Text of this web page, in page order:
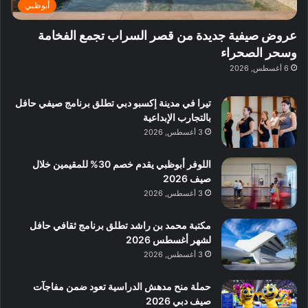
ي
ب
ي
:
س
ا
ف
م
م
ط
ا
د
أبوظبي
عروض صيفية جديدة من قصر السراب تجمع الفخامة
وسحر الصحراء
6 أغسطس, 2026
تيرا في مدينة إكسبو دبي تطلق برنامج صيفي حافل
بالتجارب الإبداعية
3 أغسطس, 2026
اللوفر أبوظبي يقدم خصم 30% للمقيمين خلال
صيف 2026
3 أغسطس, 2026
مكتبة محمد بن راشد تطلق برنامج ثقافي حافل
لشهر أغسطس 2026
3 أغسطس, 2026
حملة منح مدهش الدراسية تعود ضمن مفاجآت
صيف دبي 2026